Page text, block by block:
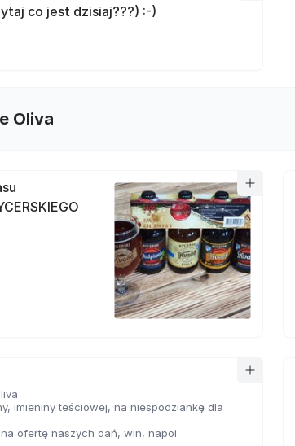
co jest dzisiaj???) :-)
Oliva
imieniny teściowej, na niespodziankę dla
ofertę naszych dań, win, napoi.